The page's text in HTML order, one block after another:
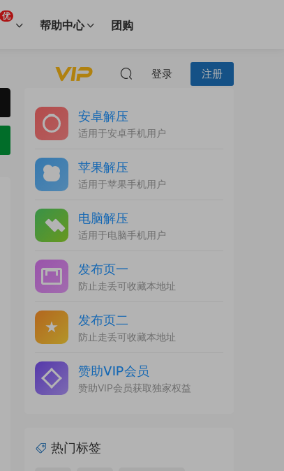
优
帮助中心 团购
登录 注册
安卓解压
适用于安卓手机用户
苹果解压
适用于苹果手机用户
电脑解压
适用于电脑手机用户
发布页一
防止走丢可收藏本地址
发布页二
防止走丢可收藏本地址
赞助VIP会员
赞助VIP会员获取独家权益
热门标签